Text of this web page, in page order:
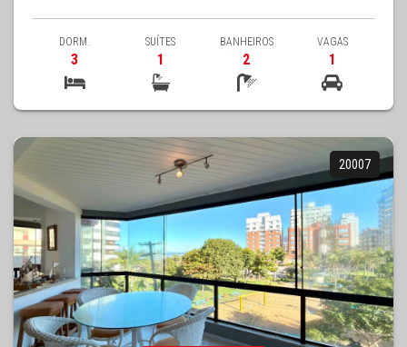
DORM.
3
SUÍTES
1
BANHEIROS
2
VAGAS
1
20007